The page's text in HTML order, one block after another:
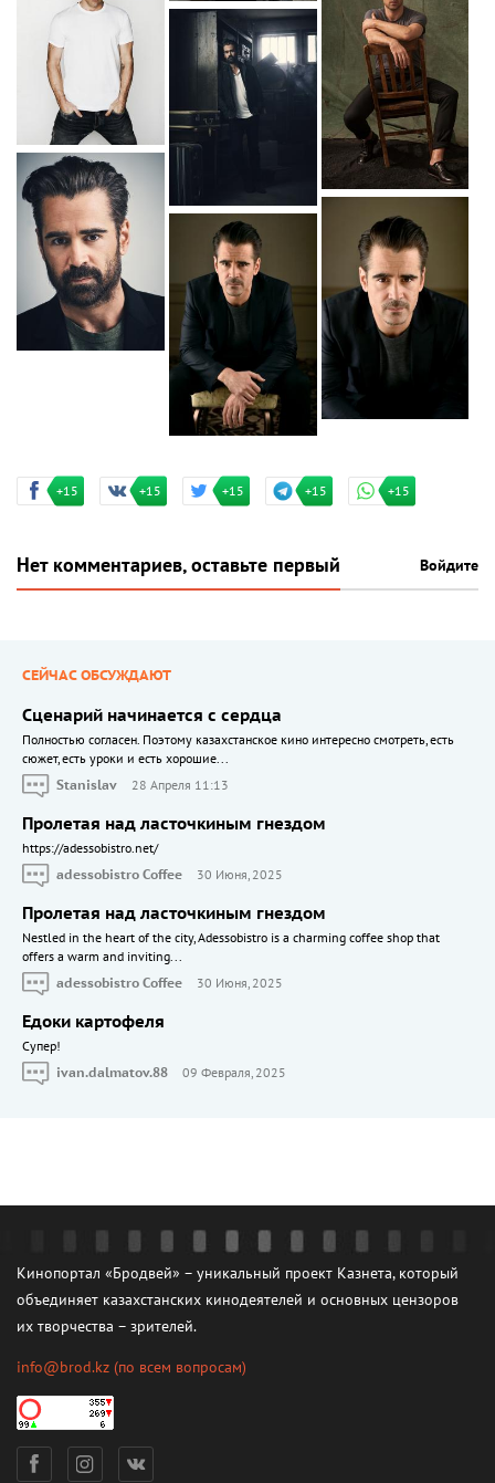
+15 +15 +15 +15 +15
Нет комментариев, оставьте первый Войдите
СЕЙЧАС ОБСУЖДАЮТ
Сценарий начинается с сердца
Полностью согласен. Поэтому казахстанское кино интересно смотреть, есть
сюжет, есть уроки и есть хорошие...
Stanislav
28 Апреля 11:13
Пролетая над ласточкиным гнездом
https://adessobistro.net/
adessobistro Coffee
30 Июня, 2025
Пролетая над ласточкиным гнездом
Nestled in the heart of the city, Adessobistro is a charming coffee shop that
offers a warm and inviting...
adessobistro Coffee
30 Июня, 2025
Едоки картофеля
Cупер!
ivan.dalmatov.88
09 Февраля, 2025
Кинопортал «Бродвей» – уникальный проект Казнета, который
объединяет казахстанских кинодеятелей и основных цензоров
их творчества – зрителей.
info@brod.kz (по всем вопросам)